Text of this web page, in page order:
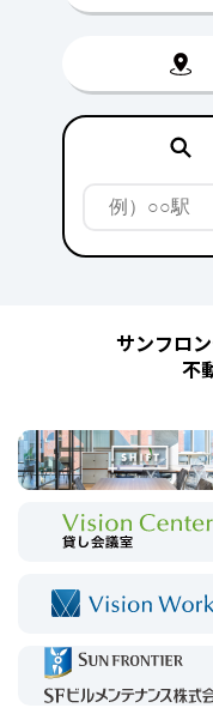
サンフロ
不